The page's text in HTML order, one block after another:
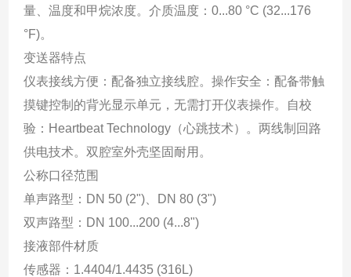
量、温度和甲烷浓度。介质温度：0...80 °C (32...176
°F)。
变送器特点
仪表接线方便：配备独立接线腔。操作安全：配备带触
摸键控制的背光显示单元，无需打开仪表操作。自校
验：Heartbeat Technology（心跳技术）。两线制回路
供电技术。双腔室外壳坚固耐用。
公称口径范围
单声路型：DN 50 (2")、DN 80 (3")
双声路型：DN 100...200 (4...8")
接液部件材质
传感器：1.4404/1.4435 (316L)